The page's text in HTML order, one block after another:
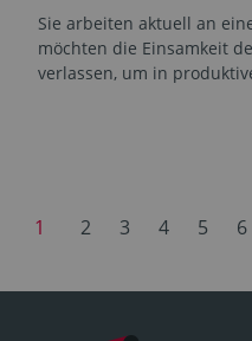
Sie arbeiten aktuell an
möchten die Einsamkeit
verlassen, um in
1 2 3 4 5 6